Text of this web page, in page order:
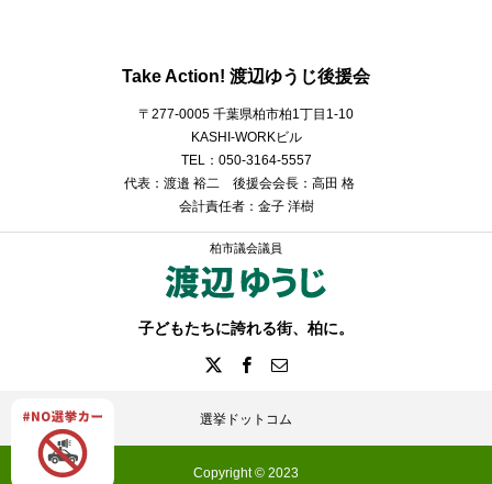
Take Action! 渡辺ゆうじ後援会
〒277-0005 千葉県柏市柏1丁目1-10
KASHI-WORKビル
TEL：050-3164-5557
代表：渡邉 裕二 後援会会長：高田 格
会計責任者：金子 洋樹
柏市議会議員
子どもたちに誇れる街、柏に。
選挙ドットコム
Copyright © 2023